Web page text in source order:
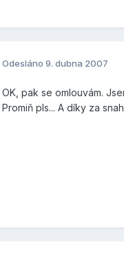
Odesláno 9. dubna 2007
OK, pak se omlouvám.
Promiň pls... A díky za